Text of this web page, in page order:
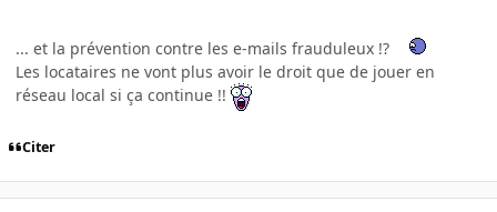
... et la prévention contre les e-mails frauduleux !?
Les locataires ne vont plus avoir le droit que de jouer en
réseau local si ça continue !!
Citer